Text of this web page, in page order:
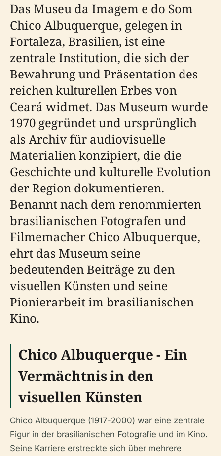
Das Museu da Imagem e do Som
Chico Albuquerque, gelegen in
Fortaleza, Brasilien, ist eine
zentrale Institution, die sich der
Bewahrung und Präsentation des
reichen kulturellen Erbes von
Ceará widmet. Das Museum wurde
1970 gegründet und ursprünglich
als Archiv für audiovisuelle
Materialien konzipiert, die die
Geschichte und kulturelle Evolution
der Region dokumentieren.
Benannt nach dem renommierten
brasilianischen Fotografen und
Filmemacher Chico Albuquerque,
ehrt das Museum seine
bedeutenden Beiträge zu den
visuellen Künsten und seine
Pionierarbeit im brasilianischen
Kino.
Chico Albuquerque - Ein
Vermächtnis in den
visuellen Künsten
Chico Albuquerque (1917-2000) war eine zentrale
Figur in der brasilianischen Fotografie und im Kino.
Seine Karriere erstreckte sich über mehrere